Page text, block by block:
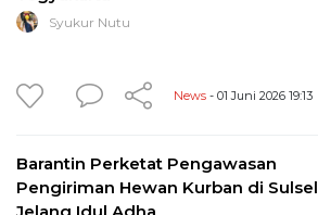
Syukur Nutu
News - 01 Juni 2026 19:13
Barantin Perketat Pengawasan
Pengiriman Hewan Kurban di Sulsel